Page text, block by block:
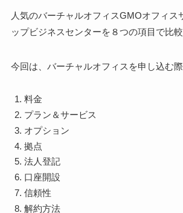
人気のバーチャルオフィスGMOオフィス
ップビジネスセンターを８つの項目で比較
今回は、バーチャルオフィスを申し込む
料金
プラン＆サービス
オプション
拠点
法人登記
口座開設
信頼性
解約方法